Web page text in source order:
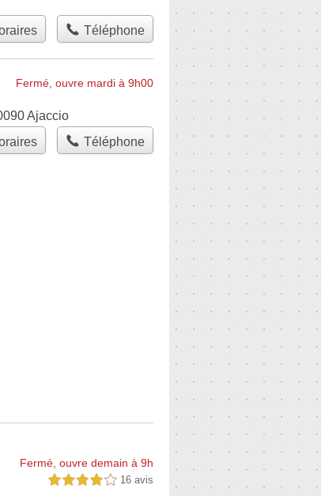
Téléphone
Ajaccio
Fermé, ouvre mardi à 9h00
Téléphone
Fermé, ouvre demain à 9h
4,0 étoiles sur 5 16 avis